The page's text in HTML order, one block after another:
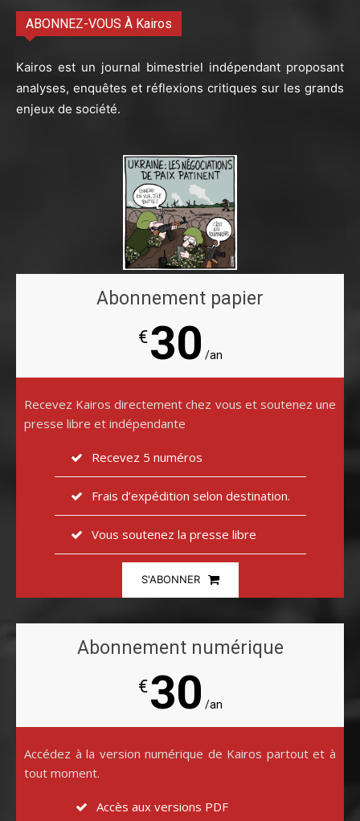
ABONNEZ-VOUS À Kairos
Kairos est un journal bimestriel indépendant proposant
analyses, enquêtes et réflexions critiques sur les grands
enjeux de société.
Abonnement papier
€30 /an
Recevez Kairos directement chez vous et soutenez une
presse libre et indépendante
Recevez 5 numéros
Frais d’expédition selon destination.
Vous soutenez la presse libre
S'ABONNER
Abonnement numérique
€30 /an
Accédez à la version numérique de Kairos partout et à
tout moment.
Accès aux versions PDF